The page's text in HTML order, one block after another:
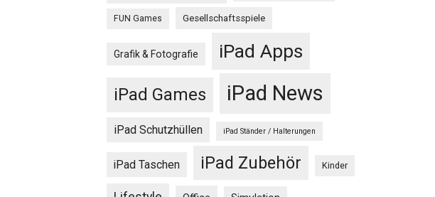
FUN Games Gesellschaftsspiele
Grafik & Fotografie iPad Apps
iPad Games iPad News
iPad Schutzhüllen iPad Ständer / Halterungen
iPad Taschen iPad Zubehör Kinder